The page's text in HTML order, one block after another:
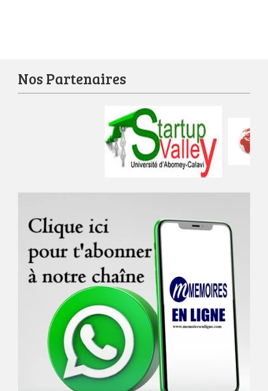
Nos Partenaires